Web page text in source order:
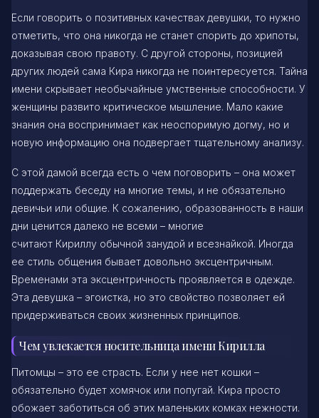
Если говорить о позитивных качествах девушки, то нужно
отметить, что она никогда не станет спорить до хрипоты,
доказывая свою правоту. С другой стороны, позицией
других людей сама Кира никогда не поинтересуется. Тайна
имени скрывает необычайные умственные способности. У
женщины развито критическое мышление. Мало какие
знания она воспринимает как неоспоримую догму, но и
новую информацию она подвергает тщательному анализу.
С этой дамой всегда есть о чем поговорить – она может
поддержать беседу на многие темы, и не обязательно
девичьи или общие. К сожалению, образованность в наши
дни ценится далеко не всеми – многие
считают Кириллу обычной занудой и всезнайкой. Иногда
ее стиль общения бывает довольно эксцентричным.
Временами эта эксцентричность проявляется в одежде.
Эта девушка – эгоистка, но это свойство позволяет ей
придерживаться своих жизненных принципов.
Чем увлекается носительница имени Кирилла
Питомцы – это ее страсть. Если у нее нет кошки –
обязательно будет хомячок или попугай. Кира просто
обожает заботиться об этих маленьких комках нежности.